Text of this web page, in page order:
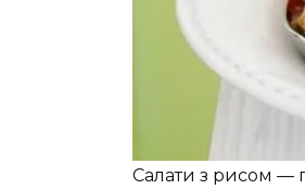
Салати з рисом —